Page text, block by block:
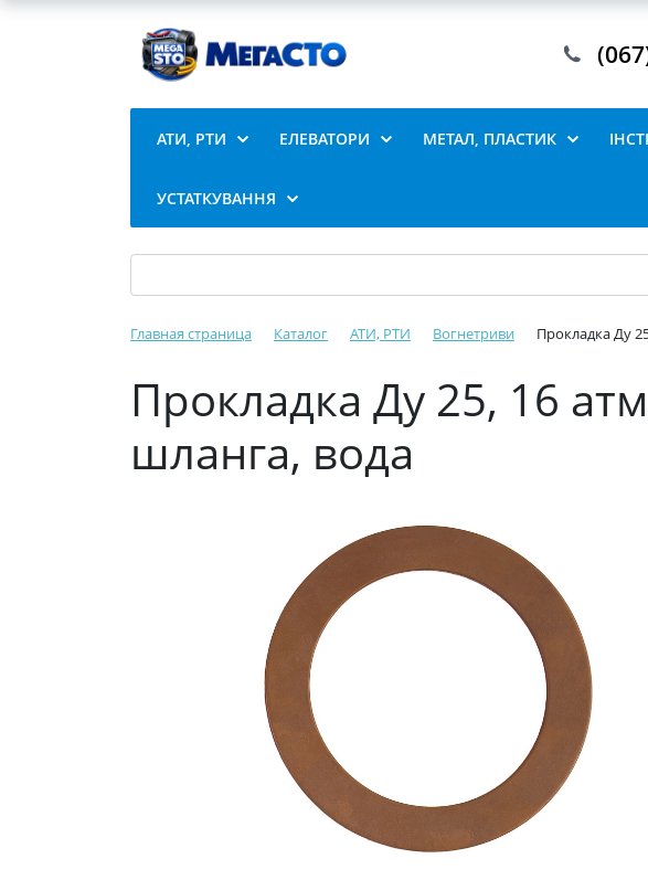
АТИ, РТИ ЕЛЕВАТОРИ МЕТАЛ, ПЛАСТИК
УСТАТКУВАННЯ
Главная страница Каталог АТИ, РТИ Вогнетриви Прокладка Ду
Прокладка Ду 25, 16
шланга, вода